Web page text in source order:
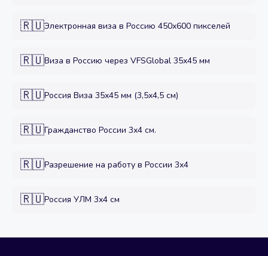
🇷🇺Электронная виза в Россию 450x600 пикселей
🇷🇺Виза в Россию через VFSGlobal 35x45 мм
🇷🇺Россия Виза 35х45 мм (3,5х4,5 см)
🇷🇺Гражданство России 3х4 см.
🇷🇺Разрешение на работу в России 3x4
🇷🇺Россия УЛМ 3х4 см